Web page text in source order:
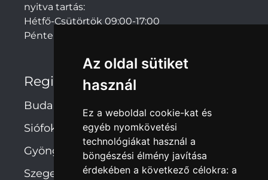
Az oldal sütiket
használ
Ez a weboldal cookie-kat és
egyéb nyomkövetési
technológiákat használ a
böngészési élmény javítása
érdekében a következő célokra: a
nyitva tartás:
Hétfő-Csütörtök 09:00-17:00
Péntek: 09:00-14:00
Regionális irodák
Budapest
Siófok
Gyöngyös
Szeged